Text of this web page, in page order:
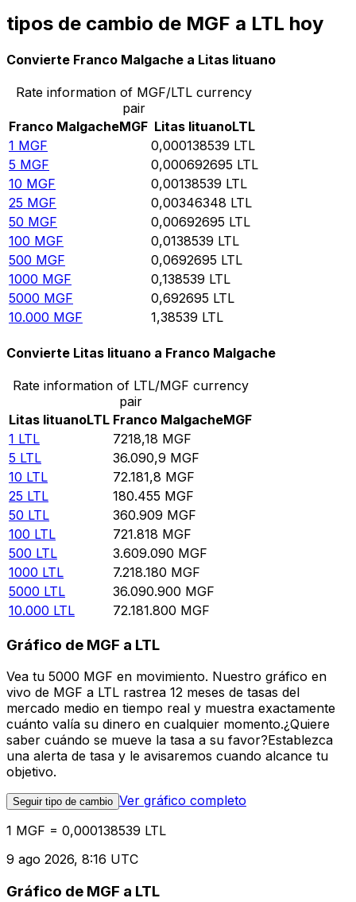
tipos de cambio de MGF a LTL hoy
Convierte Franco Malgache a Litas lituano
Rate information of MGF/LTL currency
pair
Franco MalgacheMGF Litas lituanoLTL
1 MGF 0,000138539 LTL
5 MGF 0,000692695 LTL
10 MGF 0,00138539 LTL
25 MGF 0,00346348 LTL
50 MGF 0,00692695 LTL
100 MGF 0,0138539 LTL
500 MGF 0,0692695 LTL
1000 MGF 0,138539 LTL
5000 MGF 0,692695 LTL
10.000 MGF 1,38539 LTL
Convierte Litas lituano a Franco Malgache
Rate information of LTL/MGF currency
pair
Litas lituanoLTL Franco MalgacheMGF
1 LTL 7218,18 MGF
5 LTL 36.090,9 MGF
10 LTL 72.181,8 MGF
25 LTL 180.455 MGF
50 LTL 360.909 MGF
100 LTL 721.818 MGF
500 LTL 3.609.090 MGF
1000 LTL 7.218.180 MGF
5000 LTL 36.090.900 MGF
10.000 LTL 72.181.800 MGF
Gráfico de MGF a LTL
Vea tu 5000 MGF en movimiento. Nuestro gráfico en
vivo de MGF a LTL rastrea 12 meses de tasas del
mercado medio en tiempo real y muestra exactamente
cuánto valía su dinero en cualquier momento.¿Quiere
saber cuándo se mueve la tasa a su favor?Establezca
una alerta de tasa y le avisaremos cuando alcance tu
objetivo.
Seguir tipo de cambio Ver gráfico completo
1 MGF = 0,000138539 LTL
9 ago 2026, 8:16 UTC
Gráfico de MGF a LTL